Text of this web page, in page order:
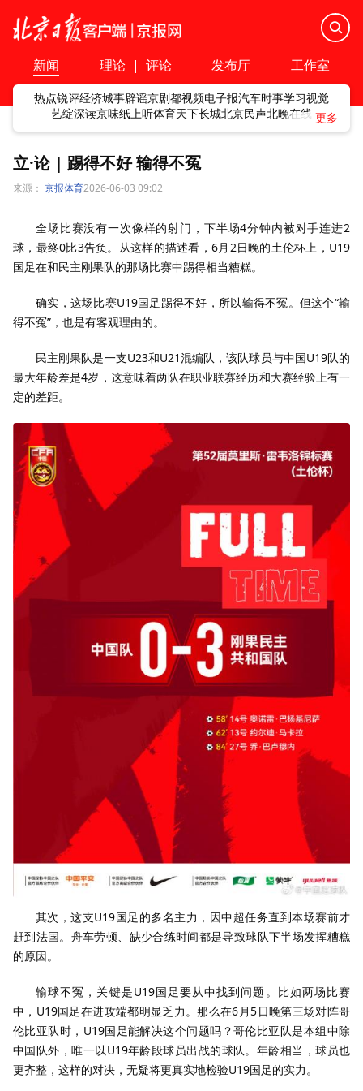
新闻 理论 | 评论 发布厅 工作室
热点锐评经济城事辟谣京剧都视频电子报汽车时事学习视觉
艺绽深读京味纸上听体育天下长城北京民声北晚在线
立·论 | 踢得不好 输得不冤
来源： 京报体育2026-06-03 09:02
全场比赛没有一次像样的射门，下半场4分钟内被对手连进2
球，最终0比3告负。从这样的描述看，6月2日晚的土伦杯上，U19
国足在和民主刚果队的那场比赛中踢得相当糟糕。
确实，这场比赛U19国足踢得不好，所以输得不冤。但这个“输
得不冤”，也是有客观理由的。
民主刚果队是一支U23和U21混编队，该队球员与中国U19队的
最大年龄差是4岁，这意味着两队在职业联赛经历和大赛经验上有一
定的差距。
其次，这支U19国足的多名主力，因中超任务直到本场赛前才
赶到法国。舟车劳顿、缺少合练时间都是导致球队下半场发挥糟糕
的原因。
输球不冤，关键是U19国足要从中找到问题。比如两场比赛
中，U19国足在进攻端都明显乏力。那么在6月5日晚第三场对阵哥
伦比亚队时，U19国足能解决这个问题吗？哥伦比亚队是本组中除
中国队外，唯一以U19年龄段球员出战的球队。年龄相当，球员也
更齐整，这样的对决，无疑将更真实地检验U19国足的实力。